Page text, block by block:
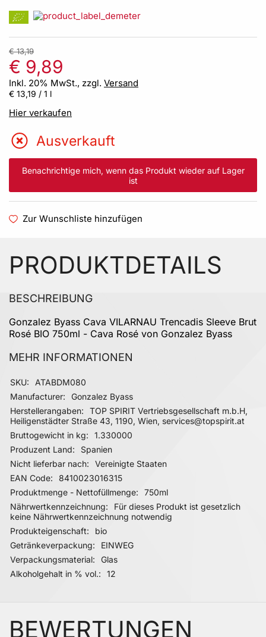
€ 9,89
€ 13,19
Inkl. 20% MwSt., zzgl. Versand
€ 13,19 / 1 l
Hier verkaufen
Ausverkauft
Benachrichtige mich, wenn das Produkt wieder auf Lager
ist
Zur Wunschliste hinzufügen
PRODUKTDETAILS
BESCHREIBUNG
Gonzalez Byass Cava VILARNAU Trencadis Sleeve Brut
Rosé BIO 750ml - Cava Rosé von Gonzalez Byass
MEHR INFORMATIONEN
Mehr Informationen
SKU
ATABDM080
Manufacturer
Gonzalez Byass
Herstellerangaben
TOP SPIRIT Vertriebsgesellschaft m.b.H,
Heiligenstädter Straße 43, 1190, Wien, services@topspirit.at
Bruttogewicht in kg
1.330000
Produzent Land
Spanien
Nicht lieferbar nach
Vereinigte Staaten
EAN Code
8410023016315
Produktmenge - Nettofüllmenge
750ml
Nährwertkennzeichnung
Für dieses Produkt ist gesetzlich
keine Nährwertkennzeichnung notwendig
Produkteigenschaft
bio
Getränkeverpackung
EINWEG
Verpackungsmaterial
Glas
Alkoholgehalt in % vol.
12
BEWERTUNGEN